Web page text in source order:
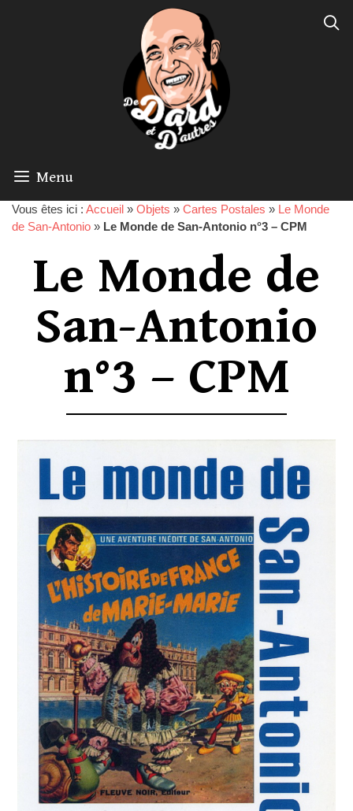
Menu
Vous êtes ici : Accueil » Objets » Cartes Postales » Le Monde
de San-Antonio » Le Monde de San-Antonio n°3 – CPM
Le Monde de
San-Antonio
n°3 – CPM